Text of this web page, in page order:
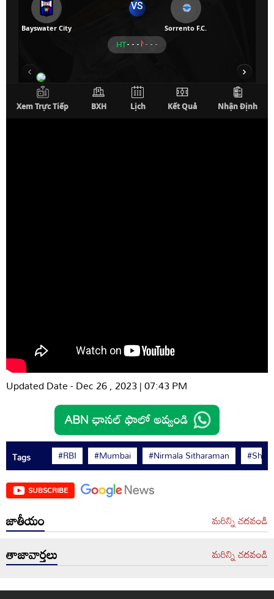
Updated Date - Dec 26 , 2023 | 07:43 PM
Tags #RBI #Mumbai #Nirmala Sitharaman
SUBSCRIBE
జాతీయం మరిన్ని చదవండి
తాజావార్తలు మరిన్ని చదవండి